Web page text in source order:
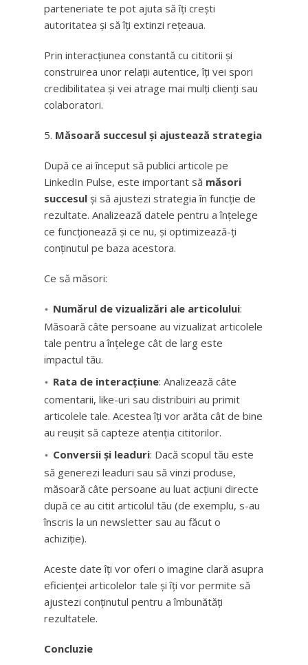
parteneriate te pot ajuta să îți crești
autoritatea și să îți extinzi rețeaua.
Prin interacțiunea constantă cu cititorii și
construirea unor relații autentice, îți vei spori
credibilitatea și vei atrage mai mulți clienți sau
colaboratori.
Măsoară succesul și ajustează strategia
După ce ai început să publici articole pe
LinkedIn Pulse, este important să măsori
succesul și să ajustezi strategia în funcție de
rezultate. Analizează datele pentru a înțelege
ce funcționează și ce nu, și optimizează-ți
conținutul pe baza acestora.
Ce să măsori:
Numărul de vizualizări ale articolului:
Măsoară câte persoane au vizualizat articolele
tale pentru a înțelege cât de larg este
impactul tău.
Rata de interacțiune: Analizează câte
comentarii, like-uri sau distribuiri au primit
articolele tale. Acestea îți vor arăta cât de bine
au reușit să capteze atenția cititorilor.
Conversii și leaduri: Dacă scopul tău este
să generezi leaduri sau să vinzi produse,
măsoară câte persoane au luat acțiuni directe
după ce au citit articolul tău (de exemplu, s-au
înscris la un newsletter sau au făcut o
achiziție).
Aceste date îți vor oferi o imagine clară asupra
eficienței articolelor tale și îți vor permite să
ajustezi conținutul pentru a îmbunătăți
rezultatele.
Concluzie